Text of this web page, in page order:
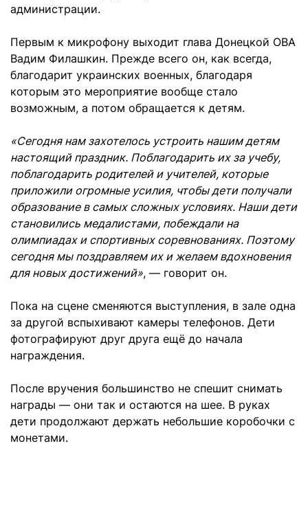
администрации.
Первым к микрофону выходит глава Донецкой ОВА
Вадим Филашкин. Прежде всего он, как всегда,
благодарит украинских военных, благодаря
которым это мероприятие вообще стало
возможным, а потом обращается к детям.
«Сегодня нам захотелось устроить нашим детям
настоящий праздник. Поблагодарить их за учебу,
поблагодарить родителей и учителей, которые
приложили огромные усилия, чтобы дети получали
образование в самых сложных условиях. Наши дети
становились медалистами, побеждали на
олимпиадах и спортивных соревнованиях. Поэтому
сегодня мы поздравляем их и желаем вдохновения
для новых достижений», — говорит он.
Пока на сцене сменяются выступления, в зале одна
за другой вспыхивают камеры телефонов. Дети
фотографируют друг друга ещё до начала
награждения.
После вручения большинство не спешит снимать
награды — они так и остаются на шее. В руках
дети продолжают держать небольшие коробочки с
монетами.